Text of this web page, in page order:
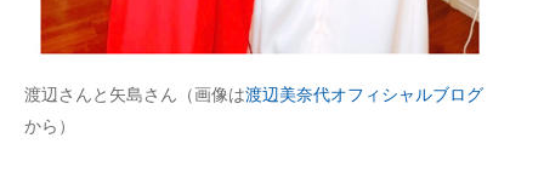
製造業のIT導入・活用を支援
モノづくり技術者専門サイト
エレクトロニクス専門サイト
渡辺さんと矢島さん（画像は渡辺美奈代オフィシャルブログ
から）